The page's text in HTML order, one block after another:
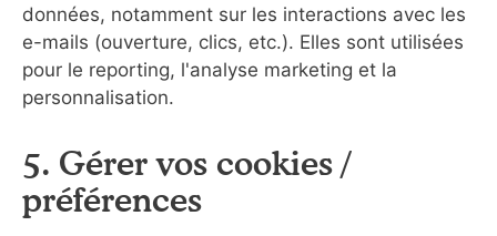
données, notamment sur les interactions avec les
e-mails (ouverture, clics, etc.). Elles sont utilisées
pour le reporting, l'analyse marketing et la
personnalisation.
5. Gérer vos cookies /
préférences